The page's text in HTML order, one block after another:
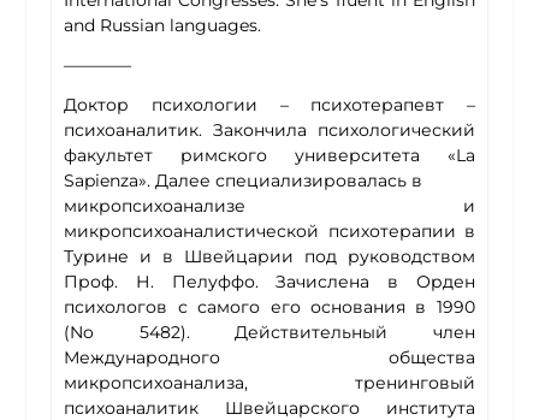
and Russian languages.
————
Доктор психологии – психотерапевт –
психоаналитик. Закончила психологический
факультет римского университета «La
Sapienza». Далее специализировалась в
микропсихоанализе и
микропсихоаналистической психотерапии в
Турине и в Швейцарии под руководством
Проф. Н. Пелуффо. Зачислена в Орден
психологов с самого его основания в 1990
(No 5482). Действительный член
Международного общества
микропсихоанализа, тренинговый
психоаналитик Швейцарского института